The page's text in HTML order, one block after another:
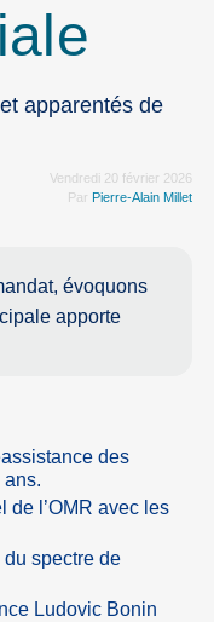
apparentés de
Vendredi 20 février 2026
Par Pierre-Alain Millet
évoquons
apporte
des
ans.
de l’OMR avec les
spectre de
Ludovic Bonin